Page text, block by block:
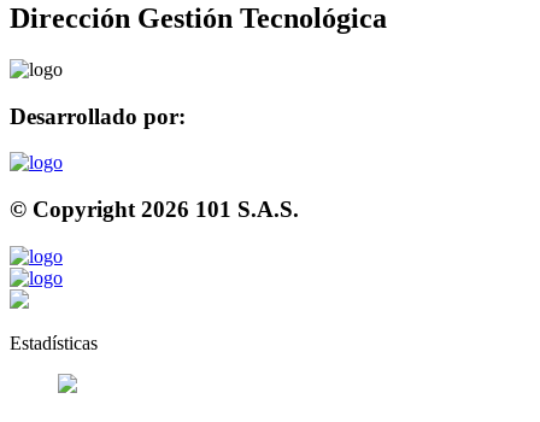
Dirección Gestión Tecnológica
Desarrollado por:
© Copyright 2026 101 S.A.S.
Estadísticas